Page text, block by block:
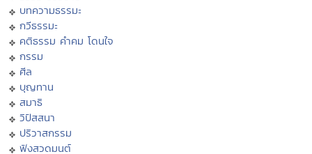
บทความธรรมะ
กวีธรรมะ
คติธรรม คำคม โดนใจ
กรรม
ศีล
บุญทาน
สมาธิ
วิปัสสนา
ปริวาสกรรม
ฟังสวดมนต์